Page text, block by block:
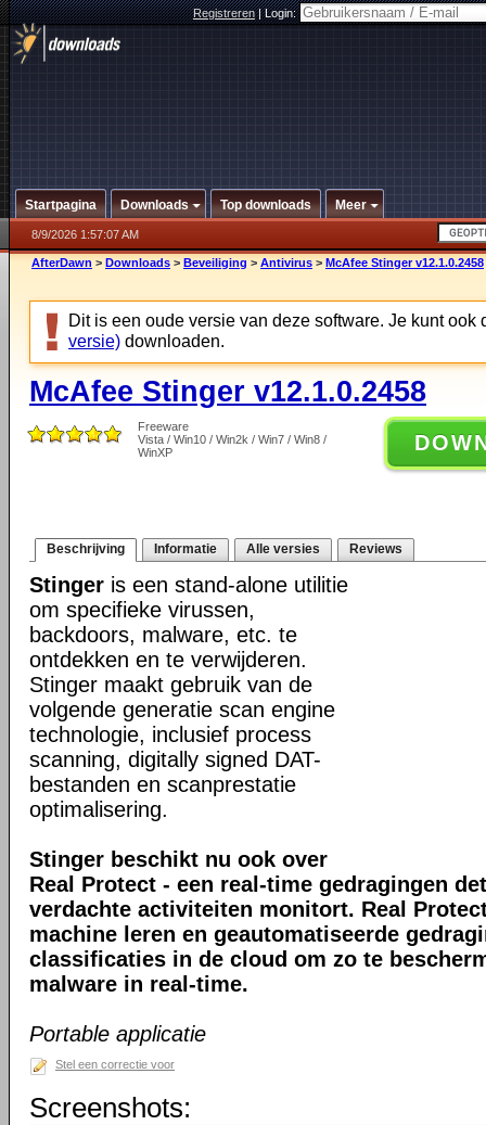
Registreren|Login:
Startpagina Downloads Top downloads Meer
8/9/2026 1:57:07 AM
AfterDawn > Downloads > Beveiliging > Antivirus > McAfee Stinger v12.1.0.2458
Dit is een oude versie van deze software. Je kunt ook
versie) downloaden.
McAfee Stinger v12.1.0.2458
Freeware
Vista / Win10 / Win2k / Win7 / Win8 /
WinXP
Beschrijving Informatie Alle versies Reviews
Stinger is een stand-alone utilitie
om specifieke virussen,
backdoors, malware, etc. te
ontdekken en te verwijderen.
Stinger maakt gebruik van de
volgende generatie scan engine
technologie, inclusief process
scanning, digitally signed DAT-
bestanden en scanprestatie
optimalisering.
Stinger beschikt nu ook over
Real Protect - een real-time gedragingen
verdachte activiteiten monitort. Real
machine leren en geautomatiseerde
classificaties in de cloud om zo te
malware in real-time.
Portable applicatie
Stel een correctie voor
Screenshots: